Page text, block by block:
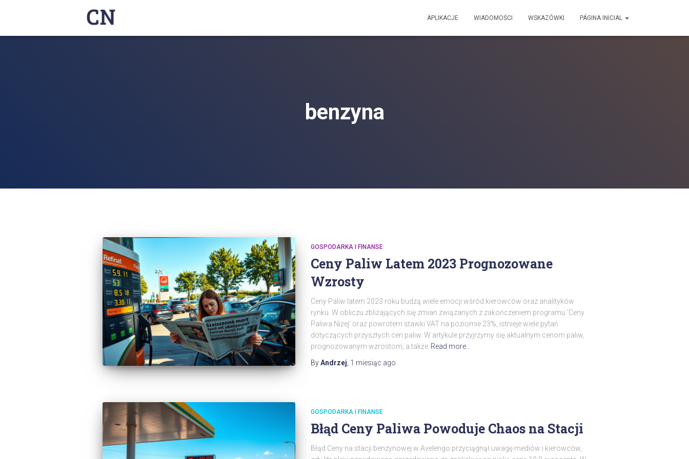
APLIKACJE WIADOMOŚCI WSKAZÓWKI PÁGINA INICIAL
benzyna
GOSPODARKA I FINANSE
Ceny Paliw Latem 2023 Prognozowane
Wzrosty
Ceny Paliw latem 2023 roku budzą wiele emocji wśród kierowców oraz analityków
rynku. W obliczu zbliżających się zmian związanych z zakończeniem programu 'Ceny
Paliwa Niżej’ oraz powrotem stawki VAT na poziomie 23%, istnieje wiele pytań
dotyczących przyszłych cen paliw. W artykule przyjrzymy się aktualnym cenom paliw,
prognozowanym wzrostom, a także Read more…
ByAndrzej 1 miesiąc ago
GOSPODARKA I FINANSE
Błąd Ceny Paliwa Powoduje Chaos na Stacji
Błąd Ceny na stacji benzynowej w Avelengo przyciągnął uwagę mediów i kierowców,